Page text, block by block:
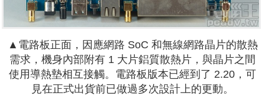
▲電路板正面，因應網路 SoC 和無線網路晶片的散熱
需求，機身內部附有 1 大片鋁質散熱片，與晶片之間
使用導熱墊相互接觸。電路板版本已經到了 2.20，可
見在正式出貨前已做過多次設計上的更動。